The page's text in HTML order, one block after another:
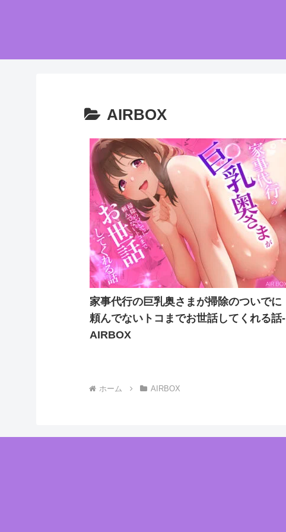
AIRBOX
家事代行の巨乳奥さまが掃除のついでに
頼んでないトコまでお世話してくれる話-
AIRBOX
ホーム AIRBOX